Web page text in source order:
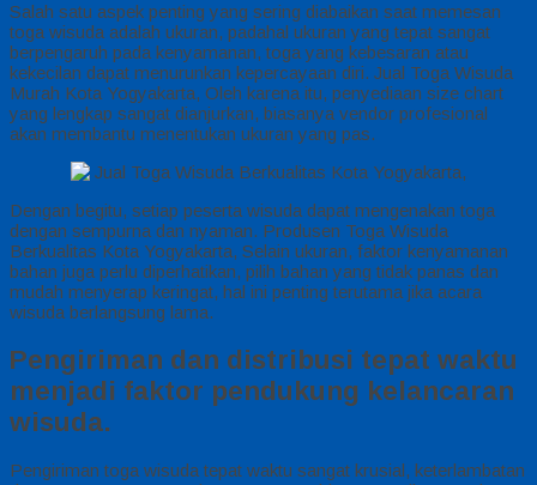
Salah satu aspek penting yang sering diabaikan saat memesan
toga wisuda adalah ukuran, padahal ukuran yang tepat sangat
berpengaruh pada kenyamanan, toga yang kebesaran atau
kekecilan dapat menurunkan kepercayaan diri. Jual Toga Wisuda
Murah Kota Yogyakarta, Oleh karena itu, penyediaan size chart
yang lengkap sangat dianjurkan, biasanya vendor profesional
akan membantu menentukan ukuran yang pas.
Dengan begitu, setiap peserta wisuda dapat mengenakan toga
dengan sempurna dan nyaman. Produsen Toga Wisuda
Berkualitas Kota Yogyakarta, Selain ukuran, faktor kenyamanan
bahan juga perlu diperhatikan, pilih bahan yang tidak panas dan
mudah menyerap keringat, hal ini penting terutama jika acara
wisuda berlangsung lama.
Pengiriman dan distribusi tepat waktu
menjadi faktor pendukung kelancaran
wisuda.
Pengiriman toga wisuda tepat waktu sangat krusial, keterlambatan